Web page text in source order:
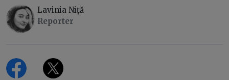
Lavinia Niță
Reporter